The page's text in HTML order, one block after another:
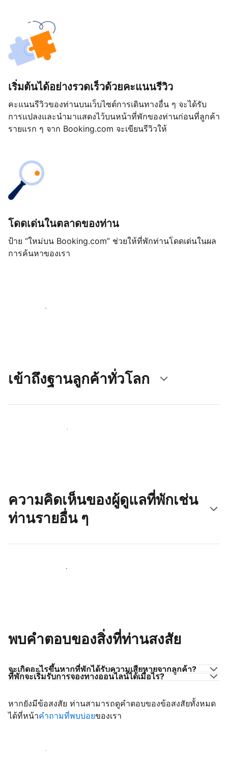
เริ่มต้นได้อย่างรวดเร็วด้วยคะแนนรีวิว
คะแนนรีวิวของท่านบนเว็บไซต์การเดินทางอื่น ๆ จะได้รับ
การแปลงและนำมาแสดงไว้บนหน้าที่พักของท่านก่อนที่ลูกค้า
รายแรก ๆ จาก Booking.com จะเขียนรีวิวให้
โดดเด่นในตลาดของท่าน
ป้าย “ใหม่บน Booking.com” ช่วยให้ที่พักท่านโดดเด่นในผล
การค้นหาของเรา
เริ่มต้นตั้งแต่วันนี้
เข้าถึงฐานลูกค้าทั่วโลก
เข้าถึงลูกค้าใหม่ ๆ ตั้งแต่วันนี้
ความคิดเห็นของผู้ดูแลที่พักเช่น
ท่านรายอื่น ๆ
มาร่วมกับผู้ดูแลที่พักเช่นท่าน
พบคำตอบของสิ่งที่ท่านสงสัย
จะเกิดอะไรขึ้นหากที่พักได้รับความเสียหายจากลูกค้า?
ที่พักจะเริ่มรับการจองทางออนไลน์ได้เมื่อไร?
หากยังมีข้อสงสัย ท่านสามารถดูคำตอบของข้อสงสัยทั้งหมด
ได้ที่หน้าคำถามที่พบบ่อยของเรา
เริ่มต้อนรับลูกค้า